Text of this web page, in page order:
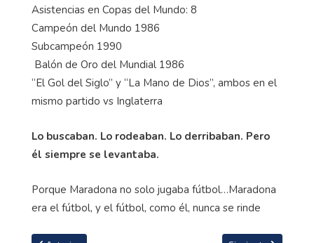
Asistencias en Copas del Mundo: 8
Campeón del Mundo 1986
Subcampeón 1990
Balón de Oro del Mundial 1986
“El Gol del Siglo” y “La Mano de Dios”, ambos en el
mismo partido vs Inglaterra
Lo buscaban. Lo rodeaban. Lo derribaban. Pero
él siempre se levantaba.
Porque Maradona no solo jugaba fútbol…Maradona
era el fútbol, y el fútbol, como él, nunca se rinde